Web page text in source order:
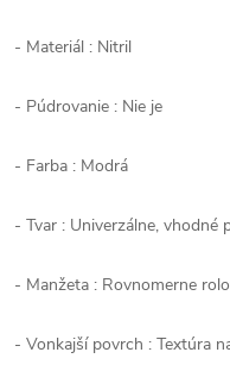
- Materiál : Nitril
- Púdrovanie : Nie je
- Farba : Modrá
- Tvar : Univerzálne, vhodné
- Manžeta : Rovnomerne
- Vonkajší povrch : Textúra